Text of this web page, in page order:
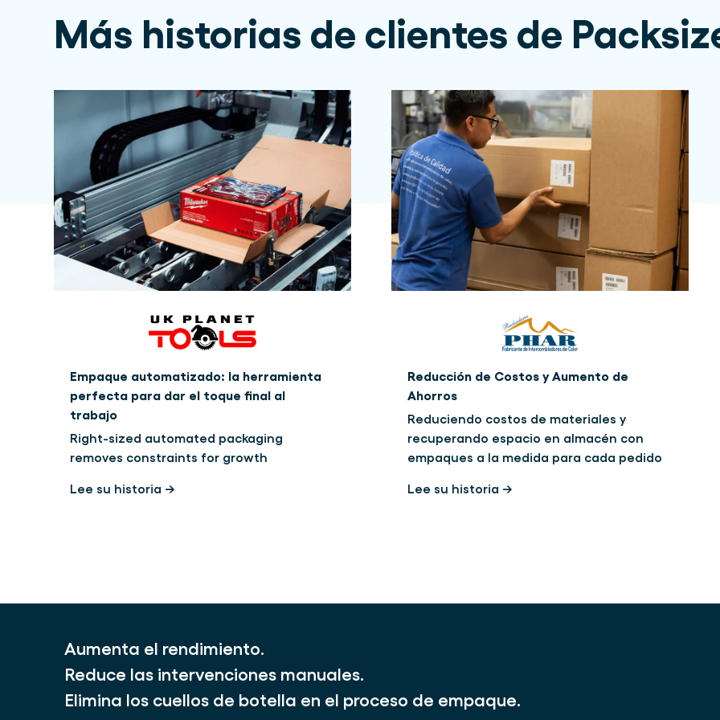
Más historias de clientes de
Empaque automatizado: la herramienta
perfecta para dar el toque final al
trabajo
Right-sized automated packaging
removes constraints for growth
Lee su historia →
Reducción de Costos y Aumento de
Ahorros
Reduciendo costos de materiales y
recuperando espacio en almacén con
empaques a la medida para cada pedido
Lee su historia →
Aumenta el rendimiento.
Reduce las intervenciones manuales.
Elimina los cuellos de botella en el proceso de empaque.